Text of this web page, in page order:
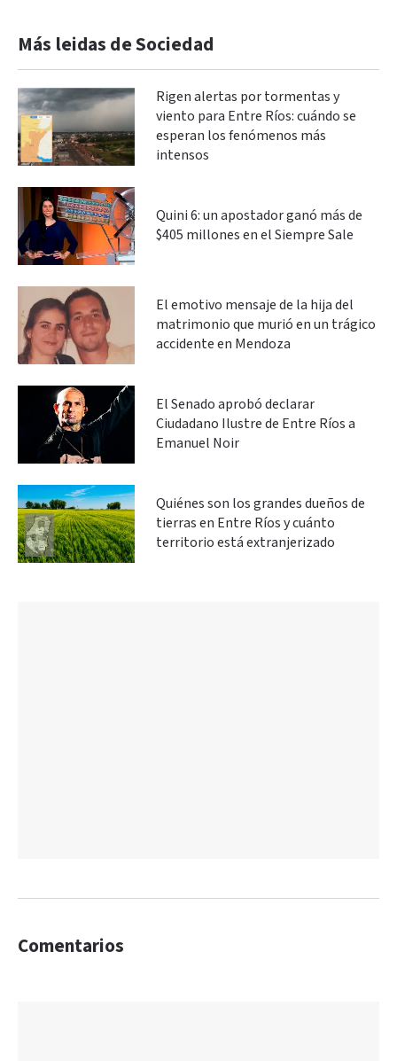
Más leidas de Sociedad
Rigen alertas por tormentas y
viento para Entre Ríos: cuándo se
esperan los fenómenos más
intensos
Quini 6: un apostador ganó más de
$405 millones en el Siempre Sale
El emotivo mensaje de la hija del
matrimonio que murió en un trágico
accidente en Mendoza
El Senado aprobó declarar
Ciudadano Ilustre de Entre Ríos a
Emanuel Noir
Quiénes son los grandes dueños de
tierras en Entre Ríos y cuánto
territorio está extranjerizado
Comentarios